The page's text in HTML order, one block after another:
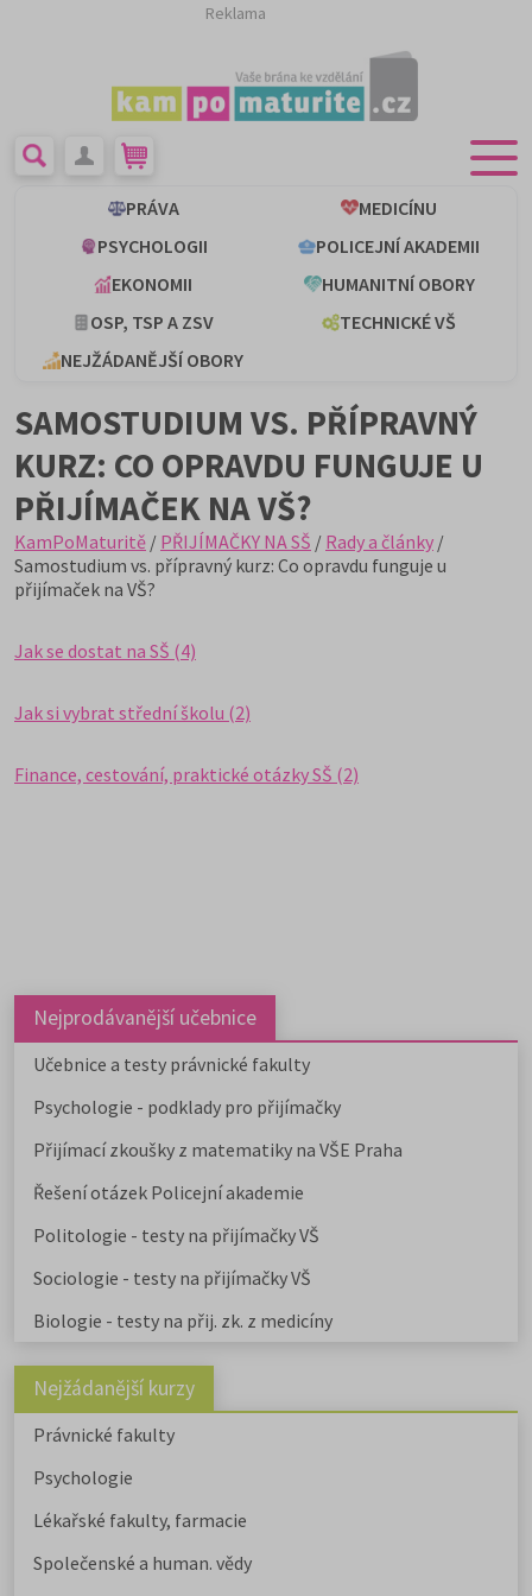
Reklama
PRÁVA
MEDICÍNU
PSYCHOLOGII
POLICEJNÍ AKADEMII
EKONOMII
HUMANITNÍ OBORY
OSP, TSP A ZSV
TECHNICKÉ VŠ
NEJŽÁDANĚJŠÍ OBORY
SAMOSTUDIUM VS. PŘÍPRAVNÝ
KURZ: CO OPRAVDU FUNGUJE U
PŘIJÍMAČEK NA VŠ?
KamPoMaturitě / PŘIJÍMAČKY NA SŠ / Rady a články /
Samostudium vs. přípravný kurz: Co opravdu funguje u
přijímaček na VŠ?
Jak se dostat na SŠ (4)
Jak si vybrat střední školu (2)
Finance, cestování, praktické otázky SŠ (2)
Nejprodávanější učebnice
Učebnice a testy právnické fakulty
Psychologie - podklady pro přijímačky
Přijímací zkoušky z matematiky na VŠE Praha
Řešení otázek Policejní akademie
Politologie - testy na přijímačky VŠ
Sociologie - testy na přijímačky VŠ
Biologie - testy na přij. zk. z medicíny
Nejžádanější kurzy
Právnické fakulty
Psychologie
Lékařské fakulty, farmacie
Společenské a human. vědy